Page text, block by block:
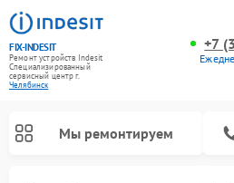
FIX-INDESIT
Ремонт устройств Indesit
Специализированный
cервисный центр г.
Челябинск
+7
Мы ремонтируем